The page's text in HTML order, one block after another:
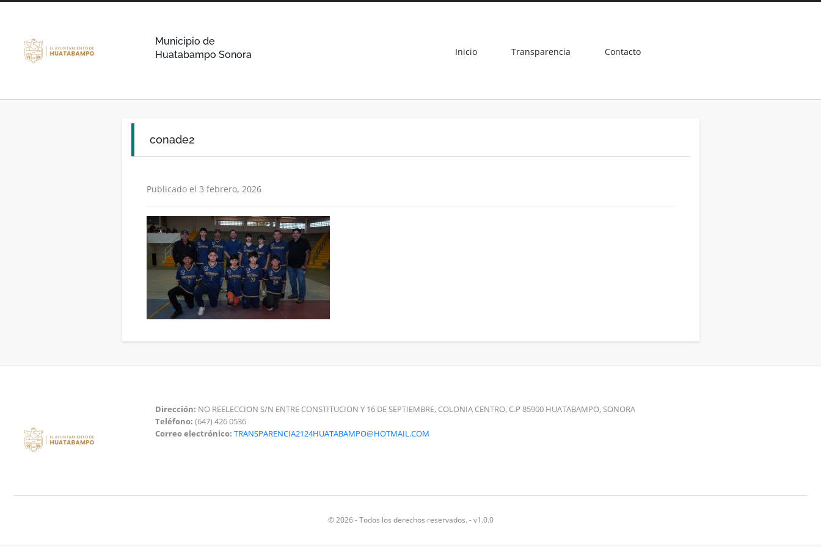
Municipio de
Huatabampo Sonora
Inicio Transparencia Contacto
conade2
Publicado el 3 febrero, 2026
Dirección: NO REELECCION S/N ENTRE CONSTITUCION Y 16 DE SEPTIEMBRE, COLONIA CENTRO, C.P 85900 HUATABAMPO, SONORA
Teléfono: (647) 426 0536
Correo electrónico: TRANSPARENCIA2124HUATABAMPO@HOTMAIL.COM
© 2026 - Todos los derechos reservados. - v1.0.0